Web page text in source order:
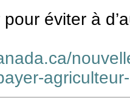
éviter à